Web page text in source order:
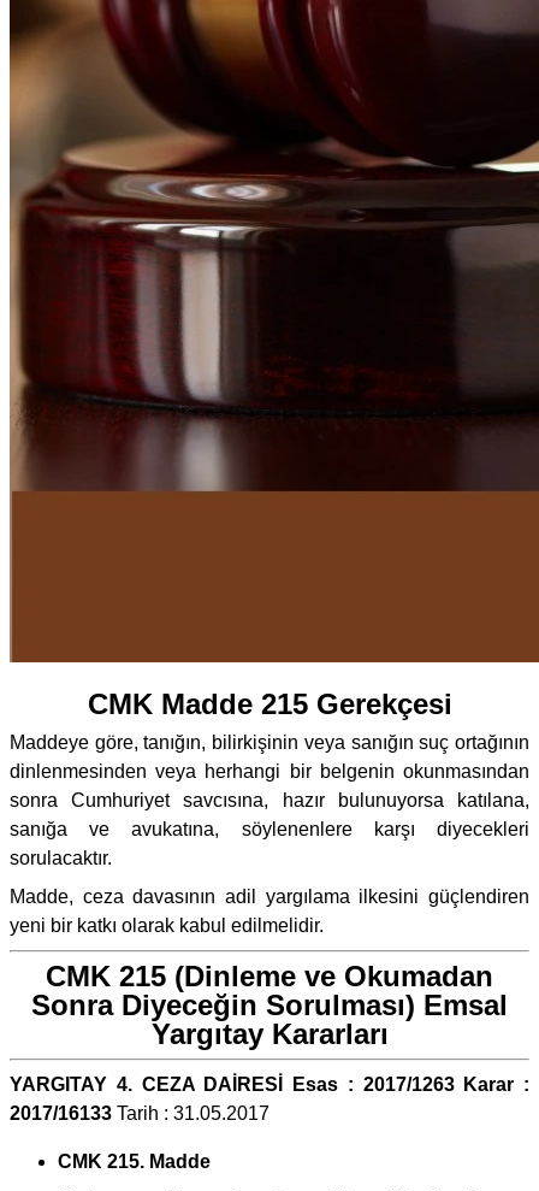
CMK Madde 215 Gerekçesi
Maddeye göre, tanığın, bilirkişinin veya sanığın suç ortağının
dinlenmesinden veya herhangi bir belgenin okunmasından
sonra Cumhuriyet savcısına, hazır bulunuyorsa katılana,
sanığa ve avukatına, söylenenlere karşı diyecekleri
sorulacaktır.
Madde, ceza davasının adil yargılama ilkesini güçlendiren
yeni bir katkı olarak kabul edilmelidir.
CMK 215 (Dinleme ve Okumadan
Sonra Diyeceğin Sorulması) Emsal
Yargıtay Kararları
YARGITAY 4. CEZA DAİRESİ Esas : 2017/1263 Karar :
2017/16133 Tarih : 31.05.2017
CMK 215. Madde